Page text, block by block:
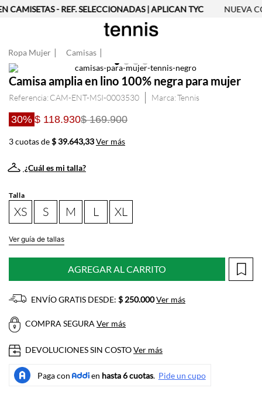
CAMISETAS - REF. SELECCIONADAS | APLICAN TYC NUEVA
Ropa Mujer Camisas
Camisa amplia en lino 100% negra para mujer
Referencia: CAM-ENT-MSI-0003530 Tennis
30% $ 118.930$ 169.900
3 cuotas de$ 39.643,33Ver más
¿Cuál es mi talla?
Talla
XS S M L XL
Ver guía de tallas
AGREGAR AL CARRITO
ENVÍO GRATIS DESDE: $ 250.000Ver más
COMPRA SEGURA Ver más
DEVOLUCIONES SIN COSTOVer más